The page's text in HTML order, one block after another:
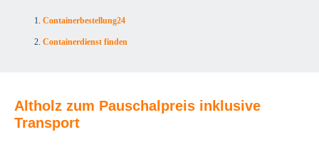
Containerbestellung24
Containerdienst finden
Altholz zum Pauschalpreis inklusive
Transport